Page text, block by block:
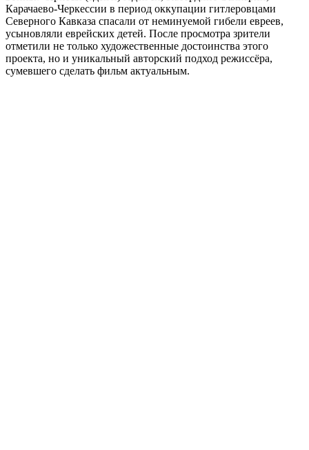
Карачаево-Черкессии в период оккупации гитлеровцами
Северного Кавказа спасали от неминуемой гибели евреев,
усыновляли еврейских детей. После просмотра зрители
отметили не только художественные достоинства этого
проекта, но и уникальный авторский подход режиссёра,
сумевшего сделать фильм актуальным.